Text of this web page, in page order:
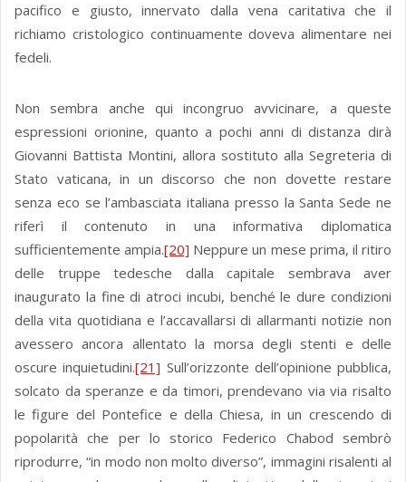
pacifico e giusto, innervato dalla vena caritativa che il
richiamo cristologico continuamente doveva alimentare nei
fedeli.
Non sembra anche qui incongruo avvicinare, a queste
espressioni orionine, quanto a pochi anni di distanza dirà
Giovanni Battista Montini, allora sostituto alla Segreteria di
Stato vaticana, in un discorso che non dovette restare
senza eco se l’ambasciata italiana presso la Santa Sede ne
riferì il contenuto in una informativa diplomatica
sufficientemente ampia.[20] Neppure un mese prima, il ritiro
delle truppe tedesche dalla capitale sembrava aver
inaugurato la fine di atroci incubi, benché le dure condizioni
della vita quotidiana e l’accavallarsi di allarmanti notizie non
avessero ancora allentato la morsa degli stenti e delle
oscure inquietudini.[21] Sull’orizzonte dell’opinione pubblica,
solcato da speranze e da timori, prendevano via via risalto
le figure del Pontefice e della Chiesa, in un crescendo di
popolarità che per lo storico Federico Chabod sembrò
riprodurre, “in modo non molto diverso”, immagini risalenti al